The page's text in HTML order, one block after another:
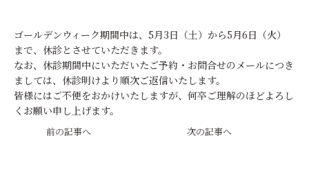
ゴールデンウィーク期間中は、5月3日（土）から5月6日（火）
まで、休診とさせていただきます。
なお、休診期間中にいただいたご予約・お問合せのメールにつき
ましては、休診明けより順次ご返信いたします。
皆様にはご不便をおかけいたしますが、何卒ご理解のほどよろし
くお願い申し上げます。
前の記事へ 次の記事へ